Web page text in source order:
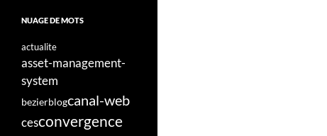
NUAGE DE MOTS
actualite
asset-management-
system
bezierblogcanal-web
cesconvergence